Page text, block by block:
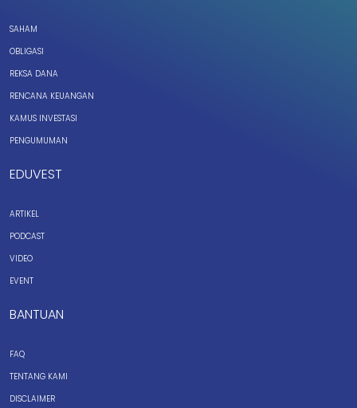
SAHAM
OBLIGASI
REKSA DANA
RENCANA KEUANGAN
KAMUS INVESTASI
PENGUMUMAN
EDUVEST
ARTIKEL
PODCAST
VIDEO
EVENT
BANTUAN
FAQ
TENTANG KAMI
DISCLAIMER